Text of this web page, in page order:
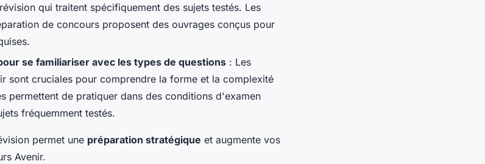
qui traitent spécifiquement des sujets testés. Les
de concours proposent des ouvrages conçus pour
se familiariser avec les types de questions : Les
sont cruciales pour comprendre la forme et la complexité
permettent de pratiquer dans des conditions d'examen
fréquemment testés.
permet une préparation stratégique et augmente vos
Avenir.